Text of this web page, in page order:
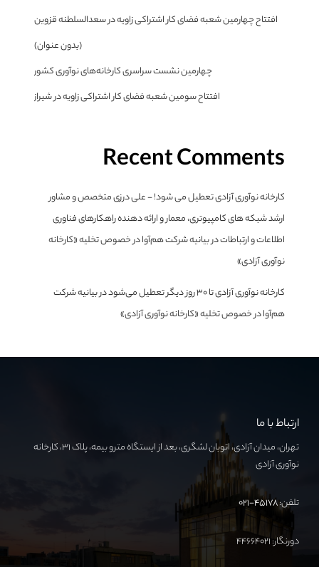
افتتاح چهارمین شعبه فضای کار اشتراکی زاویه در سعدالسلطنه قزوین
(بدون عنوان)
چهارمین نشست سراسری کارخانه‌های نوآوری کشور
افتتاح سومین شعبه فضای کار اشتراکی زاویه در شیراز
Recent Comments
کارخانه نوآوری آزادی تعطیل می شود! - علی درزی متخصص و مشاور
ارشد شبکه های کامپیوتری، معمار و ارائه دهنده راهکارهای فناوری
اطلاعات و ارتباطاتدربیانیه شرکت هم‌آوا در خصوص تخلیه «کارخانه
نوآوری آزادی»
کارخانه نوآوری آزادی تا ۳۰ روز دیگر تعطیل می‌شود دربیانیه شرکت
هم‌آوا در خصوص تخلیه «کارخانه نوآوری آزادی»
ارتباط با ما
تهران، میدان آزادی، اتوبان لشگری، بعد از ایستگاه مترو بیمه، پلاک ۳۱، کارخانه
نوآوری آزادی
تلفن:۴۵۱۷۸-۰۲۱
دورنگار: ۴۴۶۶۴۰۲۱